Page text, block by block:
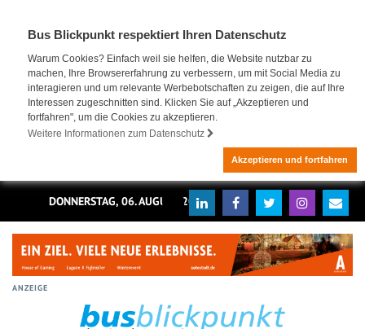
Bus Blickpunkt respektiert Ihren Datenschutz
Warum Cookies? Einfach weil sie helfen, die Website nutzbar zu
machen, Ihre Browsererfahrung zu verbessern, um mit Social Media zu
interagieren und um relevante Werbebotschaften zu zeigen, die auf Ihre
Interessen zugeschnitten sind. Klicken Sie auf „Akzeptieren und
fortfahren", um die Cookies zu akzeptieren.
Weitere Informationen zum Datenschutz
Akzeptieren und fortfahren
DONNERSTAG, 06. AUGUST 2026
ANZEIGE